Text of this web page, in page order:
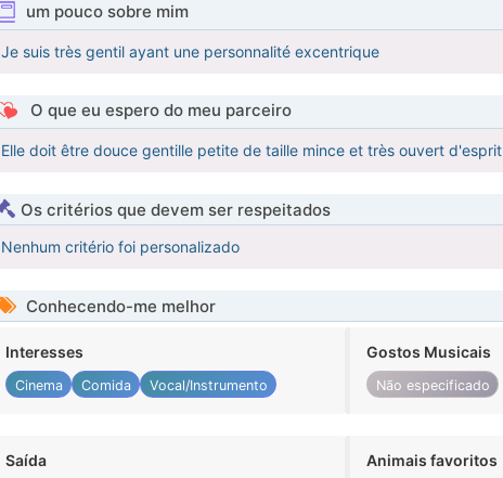
um pouco sobre mim
Je suis très gentil ayant une personnalité excentrique
O que eu espero do meu parceiro
Elle doit être douce gentille petite de taille mince et très ouvert d'esprit
Os critérios que devem ser respeitados
Nenhum critério foi personalizado
Conhecendo-me melhor
Interesses
Cinema Comida Vocal/Instrumento
Gostos Musicais
Não especificado
Saída Animais favoritos